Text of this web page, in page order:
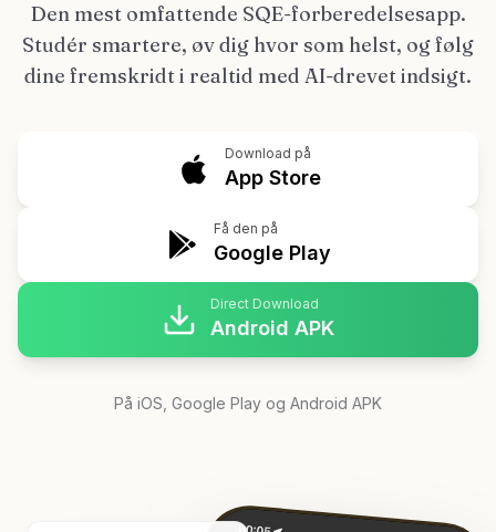
Den mest omfattende SQE-forberedelsesapp.
Studér smartere, øv dig hvor som helst, og følg
dine fremskridt i realtid med AI-drevet indsigt.
Download på
App Store
Få den på
Google Play
Direct Download
Android APK
På iOS, Google Play og Android APK